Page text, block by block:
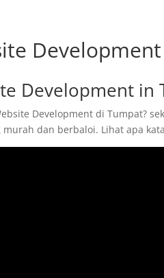
Development in
Development di Tumpat?
murah dan berbaloi. Lihat apa